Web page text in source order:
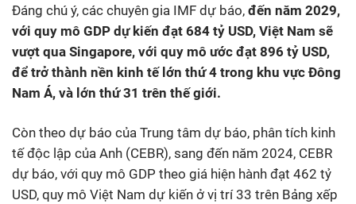
Đáng chú ý, các chuyên gia IMF dự báo, đến năm 2029,
với quy mô GDP dự kiến đạt 684 tỷ USD, Việt Nam sẽ
vượt qua Singapore, với quy mô ước đạt 896 tỷ USD,
để trở thành nền kinh tế lớn thứ 4 trong khu vực Đông
Nam Á, và lớn thứ 31 trên thế giới.
Còn theo dự báo của Trung tâm dự báo, phân tích kinh
tế độc lập của Anh (CEBR), sang đến năm 2024, CEBR
dự báo, với quy mô GDP theo giá hiện hành đạt 462 tỷ
USD, quy mô Việt Nam dự kiến ở vị trí 33 trên Bảng xếp